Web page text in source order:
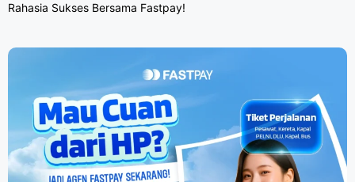
Rahasia Sukses Bersama Fastpay!